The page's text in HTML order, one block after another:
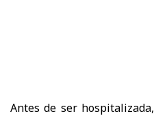
Antes de ser hospitalizada,